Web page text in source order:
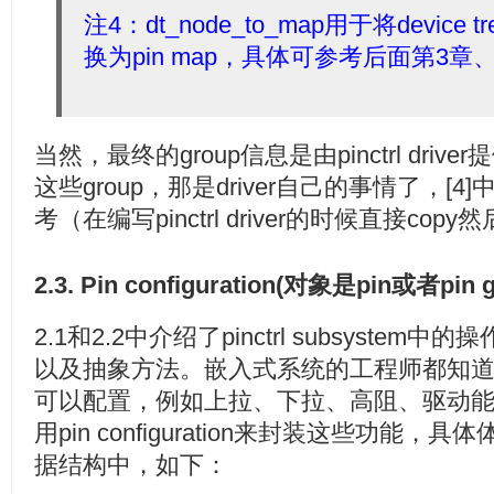
注4：dt_node_to_map用于将device
换为pin map，具体可参考后面第3章
当然，最终的group信息是由pinctrl driver
这些group，那是driver自己的事情了，[4]
考（在编写pinctrl driver的时候直接copy
2.3. Pin configuration(对象是pin或者pin
2.1和2.2中介绍了pinctrl subsystem中的操
以及抽象方法。嵌入式系统的工程师都知
可以配置，例如上拉、下拉、高阻、驱动
用pin configuration来封装这些功能，具体
据结构中，如下：